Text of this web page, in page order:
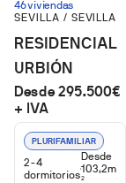
46 viviendas
SEVILLA / SEVILLA
RESIDENCIAL
URBIÓN
PALMAS
ALTAS
Desde 295.500€
+ IVA
PLURIFAMILIAR
2-4
dormitorios
Desde
103,2m
2